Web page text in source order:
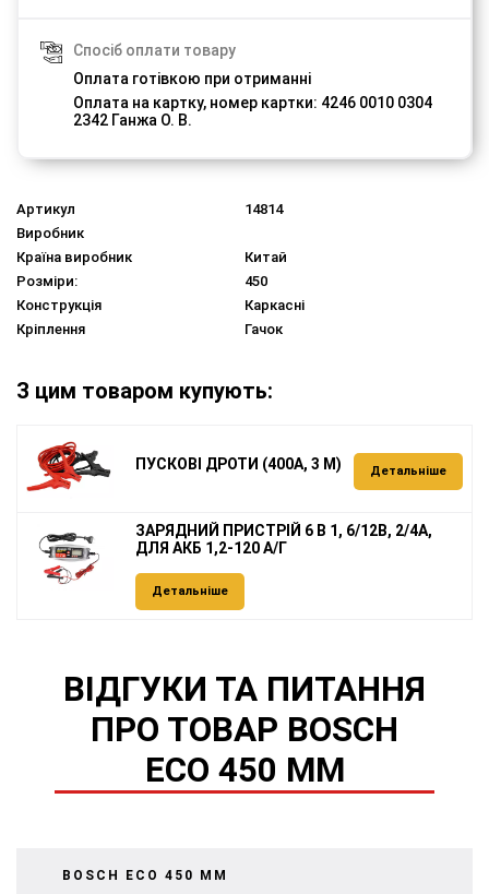
Спосіб оплати товару
Оплата готівкою при отриманні
Оплата на картку, номер картки: 4246 0010 0304
2342 Ганжа О. В.
Артикул
14814
Виробник
Країна виробник
Китай
Розміри:
450
Конструкція
Каркасні
Кріплення
Гачок
З цим товаром купують:
ПУСКОВІ ДРОТИ (400А, 3 М) Детальніше
ЗАРЯДНИЙ ПРИСТРІЙ 6 В 1, 6/12В, 2/4А,
ДЛЯ АКБ 1,2-120 А/Г
Детальніше
ВІДГУКИ ТА ПИТАННЯ
ПРО ТОВАР BOSCH
ECO 450 MM
BOSCH ECO 450 MM